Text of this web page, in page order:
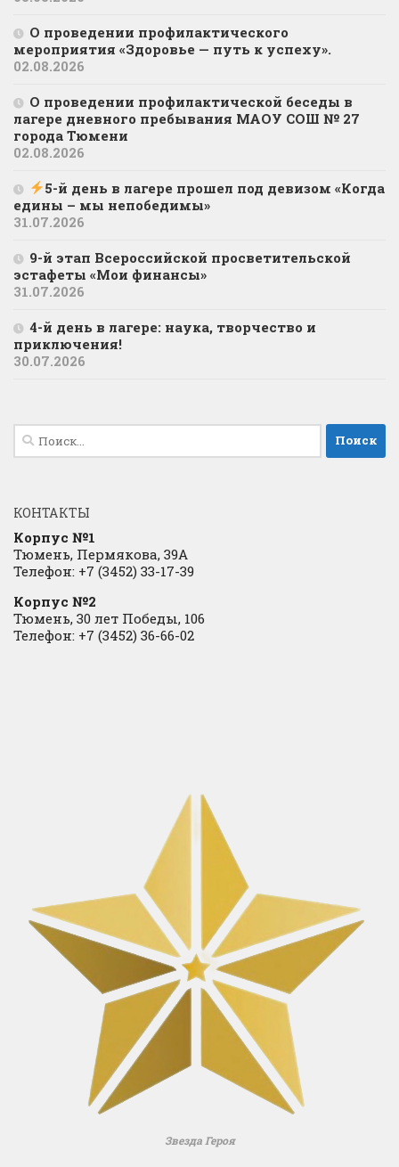
О проведении профилактического
мероприятия «Здоровье — путь к успеху».
02.08.2026
О проведении профилактической беседы в
лагере дневного пребывания МАОУ СОШ № 27
города Тюмени
02.08.2026
5-й день в лагере прошел под девизом «Когда
едины – мы непобедимы»
31.07.2026
9-й этап Всероссийской просветительской
эстафеты «Мои финансы»
31.07.2026
4-й день в лагере: наука, творчество и
приключения!
30.07.2026
Найти:
КОНТАКТЫ
Корпус №1
Тюмень, Пермякова, 39А
Телефон: +7 (3452) 33-17-39
Корпус №2
Тюмень, 30 лет Победы, 106
Телефон: +7 (3452) 36-66-02
Звезда Героя